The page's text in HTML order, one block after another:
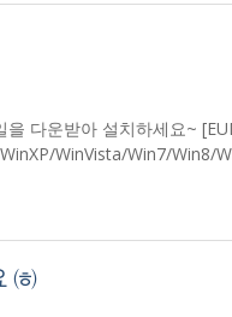
다운받아 설치하세요~
WinVista/Win7/
㈍